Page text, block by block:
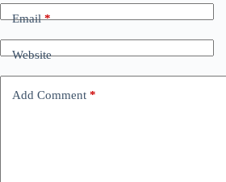
Email*
Website
Add Comment *